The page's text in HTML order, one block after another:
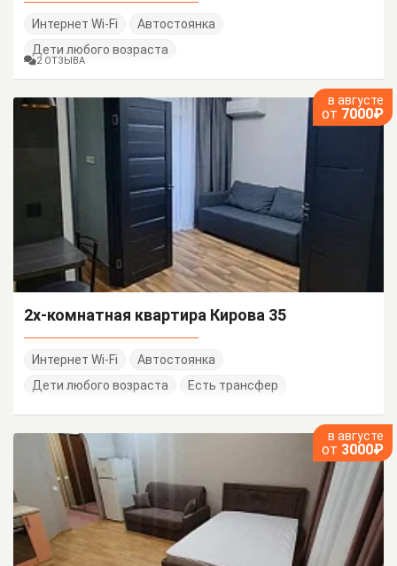
Интернет Wi-Fi
Автостоянка
Дети любого возраста
2 ОТЗЫВА
в августе
от 7000₽
2х-комнатная квартира Кирова 35
Интернет Wi-Fi
Автостоянка
Дети любого возраста
Есть трансфер
в августе
от 3000₽